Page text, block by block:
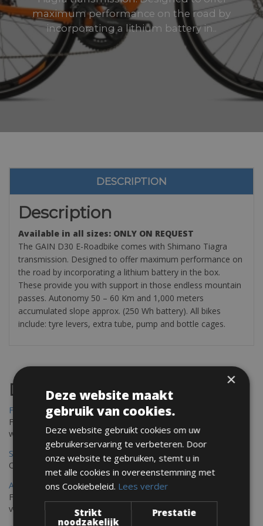
maximum performance on the road by
incorporating a lithium battery in..
DESCRIPTION
Description
Available in all sizes: ONLY ON REQUEST
The GAIN D30 E-Roadbike comes with Shimano Tiagra
transmission. Designed to offer maximum performance on
the road by incorporating a lithium battery in the box.
These provide you with support in those endless mountain
passes. Autonomy 50 – 60 Km and 1,000 meters
accumulated slope approx. (250 Wh battery). All bikes
include: tyre levers, extra tube, pump and bottle cages.
Destinations
Frejus Fietsverhuur
Fréjus en Saint-Raphaël liggen aan de Middellandse Zee en
worden omringd door het Massif de l'Esterel
Saint Raphael Fietsverhuur
Ontdek Saint Raphael, gelegen in het prachtige Var op uw fiets
Ajaccio Fietsverhuur
Fietsen in Ajaccio, gelegen op het eiland Corsica, biedt een
verscheidenheid aan routes
×
Deze website maakt
gebruik van cookies.
Deze website gebruikt cookies om uw
gebruikerservaring te verbeteren. Door
onze website te gebruiken, stemt u in
met alle cookies in overeenstemming met
ons Cookiebeleid. Lees verder
Strikt
noodzakelijk
Prestatie